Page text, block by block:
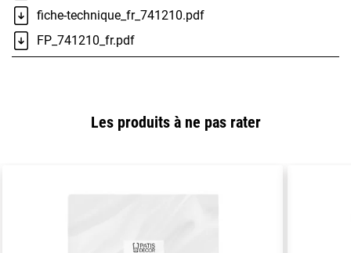
fiche-technique_fr_741210.pdf
FP_741210_fr.pdf
Les produits à ne pas rater